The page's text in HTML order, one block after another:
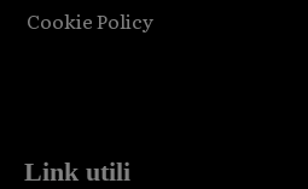
Cookie Policy
Link utili